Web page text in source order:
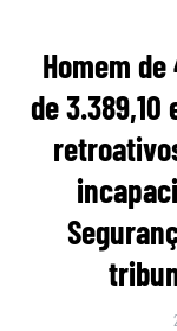
Homem
de